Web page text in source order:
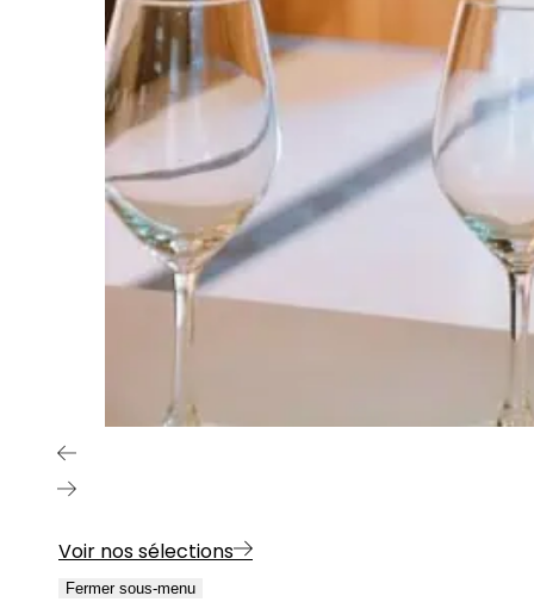
Voir nos sélections
Fermer sous-menu